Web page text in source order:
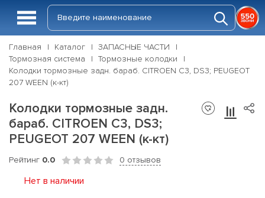
Главная Каталог
ЗАПАСНЫЕ ЧАСТИ
Тормозная система
Тормозные колодки
Колодки тормозные задн. бараб. CITROEN C3, DS3; PEUGEOT
207 WEEN (к-кт)
Колодки тормозные задн.
бараб. CITROEN C3, DS3;
PEUGEOT 207 WEEN (к-кт)
Рейтинг 0.0 0 отзывов
Нет в наличии